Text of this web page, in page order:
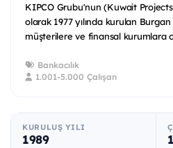
KIPCO Grubu'nun (Kuwait
olarak 1977 yılında kurulan
müşterilere ve finansal kurumlara
Bankacılık
1.001-5.000 Çalışan
KURULUŞ YILI
1989